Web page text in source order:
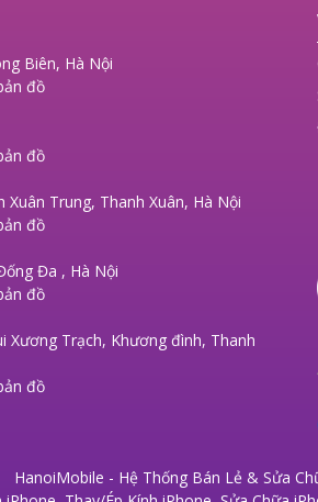
Biên, Hà Nội
đồ
đồ
Xuân Trung, Thanh Xuân, Hà Nội
đồ
Đa , Hà Nội
đồ
Xương Trạch, Khương đình, Thanh
đồ
HanoiMobile - Hệ Thống Bán Lẻ & Sửa